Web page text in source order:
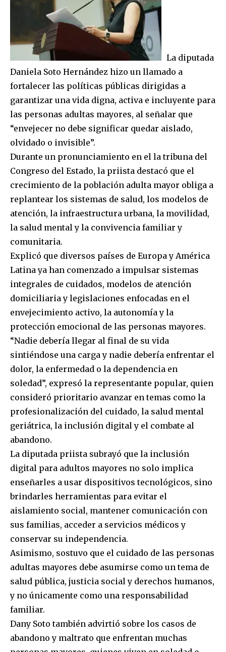
La diputada
Daniela Soto Hernández hizo un llamado a
fortalecer las políticas públicas dirigidas a
garantizar una vida digna, activa e incluyente para
las personas adultas mayores, al señalar que
“envejecer no debe significar quedar aislado,
olvidado o invisible”.
Durante un pronunciamiento en el la tribuna del
Congreso del Estado, la priista destacó que el
crecimiento de la población adulta mayor obliga a
replantear los sistemas de salud, los modelos de
atención, la infraestructura urbana, la movilidad,
la salud mental y la convivencia familiar y
comunitaria.
Explicó que diversos países de Europa y América
Latina ya han comenzado a impulsar sistemas
integrales de cuidados, modelos de atención
domiciliaria y legislaciones enfocadas en el
envejecimiento activo, la autonomía y la
protección emocional de las personas mayores.
“Nadie debería llegar al final de su vida
sintiéndose una carga y nadie debería enfrentar el
dolor, la enfermedad o la dependencia en
soledad”, expresó la representante popular, quien
consideró prioritario avanzar en temas como la
profesionalización del cuidado, la salud mental
geriátrica, la inclusión digital y el combate al
abandono.
La diputada priista subrayó que la inclusión
digital para adultos mayores no solo implica
enseñarles a usar dispositivos tecnológicos, sino
brindarles herramientas para evitar el
aislamiento social, mantener comunicación con
sus familias, acceder a servicios médicos y
conservar su independencia.
Asimismo, sostuvo que el cuidado de las personas
adultas mayores debe asumirse como un tema de
salud pública, justicia social y derechos humanos,
y no únicamente como una responsabilidad
familiar.
Dany Soto también advirtió sobre los casos de
abandono y maltrato que enfrentan muchas